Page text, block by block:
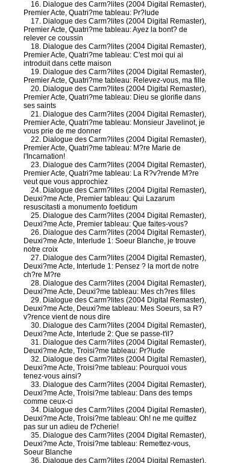
16. Dialogue des Carm?lites (2004 Digital Remaster),
Premier Acte, Quatri?me tableau: Pr?lude
17. Dialogue des Carm?lites (2004 Digital Remaster),
Premier Acte, Quatri?me tableau: Ayez la bont? de
relever ce coussin
18. Dialogue des Carm?lites (2004 Digital Remaster),
Premier Acte, Quatri?me tableau: C'est moi qui ai
introduit dans cette maison
19. Dialogue des Carm?lites (2004 Digital Remaster),
Premier Acte, Quatri?me tableau: Relevez-vous, ma fille
20. Dialogue des Carm?lites (2004 Digital Remaster),
Premier Acte, Quatri?me tableau: Dieu se glorifie dans
ses saints
21. Dialogue des Carm?lites (2004 Digital Remaster),
Premier Acte, Quatri?me tableau: Monsieur Javelinot, je
vous prie de me donner
22. Dialogue des Carm?lites (2004 Digital Remaster),
Premier Acte, Quatri?me tableau: M?re Marie de
l'Incarnation!
23. Dialogue des Carm?lites (2004 Digital Remaster),
Premier Acte, Quatri?me tableau: La R?v?rende M?re
veut que vous approchiez
24. Dialogue des Carm?lites (2004 Digital Remaster),
Deuxi?me Acte, Premier tableau: Qui Lazarum
resuscitasti a monumento foetidum
25. Dialogue des Carm?lites (2004 Digital Remaster),
Deuxi?me Acte, Premier tableau: Que faites-vous?
26. Dialogue des Carm?lites (2004 Digital Remaster),
Deuxi?me Acte, Interlude 1: Soeur Blanche, je trouve
notre croix
27. Dialogue des Carm?lites (2004 Digital Remaster),
Deuxi?me Acte, Interlude 1: Pensez ? la mort de notre
ch?re M?re
28. Dialogue des Carm?lites (2004 Digital Remaster),
Deuxi?me Acte, Deuxi?me tableau: Mes ch?res filles
29. Dialogue des Carm?lites (2004 Digital Remaster),
Deuxi?me Acte, Deuxi?me tableau: Mes Soeurs, sa R?
v?rence vient de nous dire
30. Dialogue des Carm?lites (2004 Digital Remaster),
Deuxi?me Acte, Interlude 2: Que se passe-t'il?
31. Dialogue des Carm?lites (2004 Digital Remaster),
Deuxi?me Acte, Troisi?me tableau: Pr?lude
32. Dialogue des Carm?lites (2004 Digital Remaster),
Deuxi?me Acte, Troisi?me tableau: Pourquoi vous
tenez-vous ainsi?
33. Dialogue des Carm?lites (2004 Digital Remaster),
Deuxi?me Acte, Troisi?me tableau: Dans des temps
comme ceux-ci
34. Dialogue des Carm?lites (2004 Digital Remaster),
Deuxi?me Acte, Troisi?me tableau: Oh! ne me quittez
pas sur un adieu de f?cherie!
35. Dialogue des Carm?lites (2004 Digital Remaster),
Deuxi?me Acte, Troisi?me tableau: Remettez-vous,
Soeur Blanche
36. Dialogue des Carm?lites (2004 Digital Remaster),